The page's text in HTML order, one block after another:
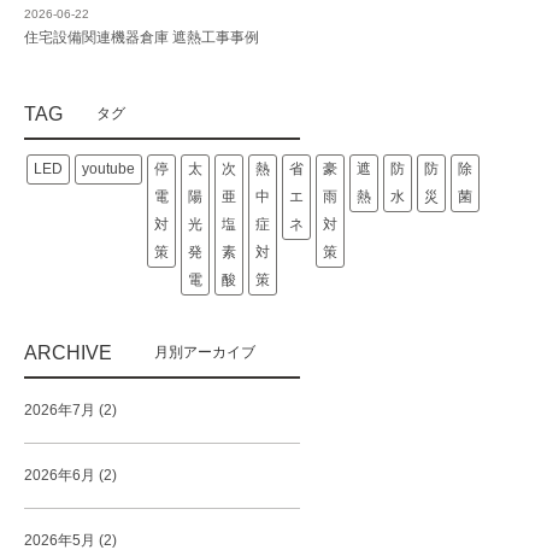
2026-06-22
住宅設備関連機器倉庫 遮熱工事事例
TAG
LED youtube
停
電
対
策
太
陽
光
発
電
次
亜
塩
素
酸
熱
中
症
対
策
省
エ
ネ
豪
雨
対
策
遮
熱
防
水
防
災
除
菌
ARCHIVE
2026年7月 (2)
2026年6月 (2)
2026年5月 (2)